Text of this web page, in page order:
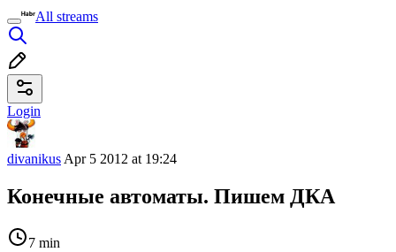
All streams
Login
divanikus Apr 5 2012 at 19:24
Конечные автоматы. Пишем ДКА
7 min